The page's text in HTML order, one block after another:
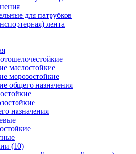
для патрубков
лента
маслостойкие
морозостойкие
общего назначения
назначения
(10)